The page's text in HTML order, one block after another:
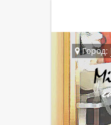
Город: